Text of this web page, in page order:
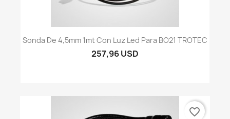
Sonda De 4,5mm 1mt Con Luz Led Para BO21 TROTEC
257,96 USD
favorite_border